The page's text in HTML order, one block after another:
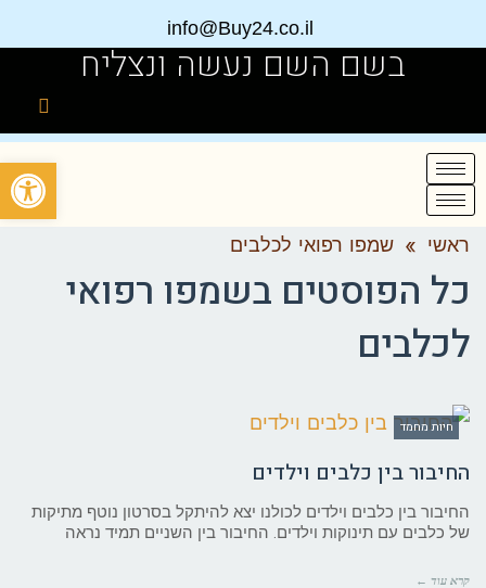
info@Buy24.co.il
בשם השם נעשה ונצליח
ראשי » שמפו רפואי לכלבים
כל הפוסטים בשמפו רפואי
לכלבים
חיות מחמד
החיבור בין כלבים וילדים
החיבור בין כלבים וילדים לכולנו יצא להיתקל בסרטון נוטף מתיקות
של כלבים עם תינוקות וילדים. החיבור בין השניים תמיד נראה
קרא עוד ←